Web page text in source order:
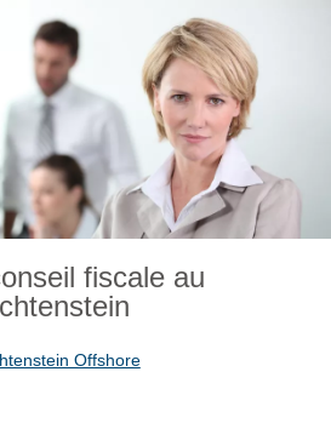
fiscale au
Offshore